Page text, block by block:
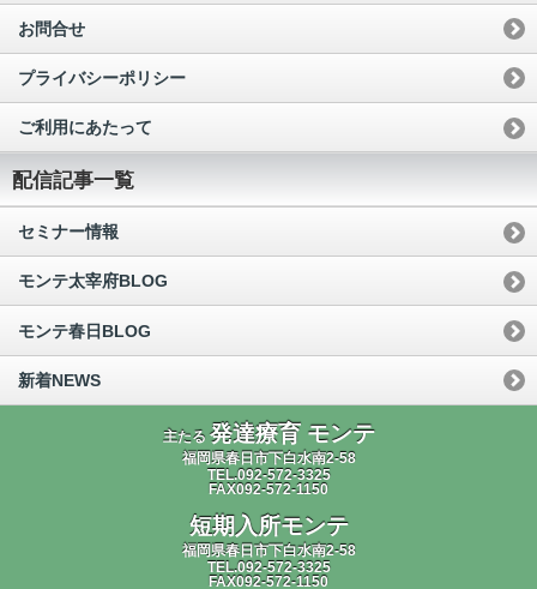
お問合せ
プライバシーポリシー
ご利用にあたって
配信記事一覧
セミナー情報
モンテ太宰府BLOG
モンテ春日BLOG
新着NEWS
主たる 発達療育 モンテ
福岡県春日市下白水南2-58
TEL.092-572-3325
FAX092-572-1150
短期入所モンテ
福岡県春日市下白水南2-58
TEL.092-572-3325
FAX092-572-1150